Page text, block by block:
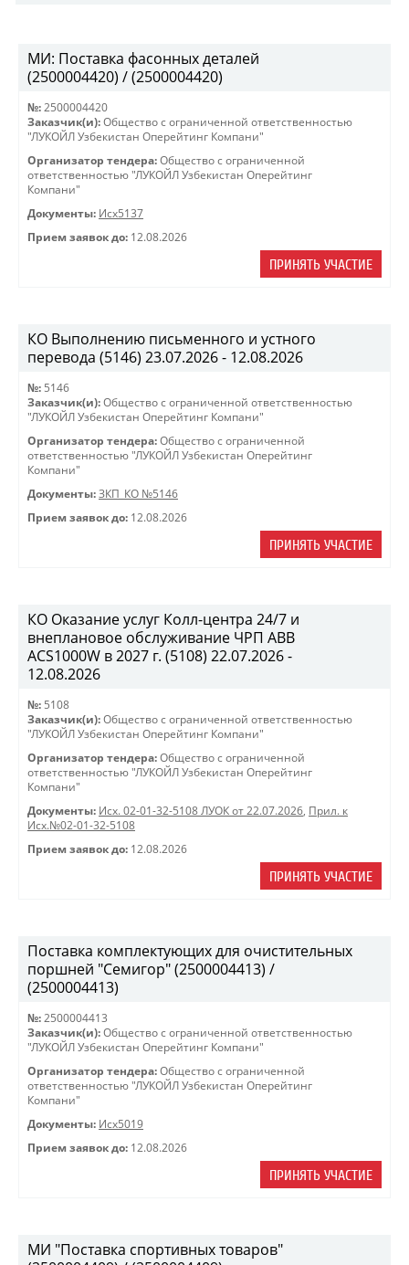
МИ: Поставка фасонных деталей
(2500004420) / (2500004420)
№: 2500004420
Заказчик(и): Общество с ограниченной ответственностью
"ЛУКОЙЛ Узбекистан Оперейтинг Компани"
Организатор тендера: Общество с ограниченной
ответственностью "ЛУКОЙЛ Узбекистан Оперейтинг
Компани"
Документы: Исх5137
Прием заявок до: 12.08.2026
ПРИНЯТЬ УЧАСТИЕ
КО Выполнению письменного и устного
перевода (5146) 23.07.2026 - 12.08.2026
№: 5146
Заказчик(и): Общество с ограниченной ответственностью
"ЛУКОЙЛ Узбекистан Оперейтинг Компани"
Организатор тендера: Общество с ограниченной
ответственностью "ЛУКОЙЛ Узбекистан Оперейтинг
Компани"
Документы: ЗКП_КО №5146
Прием заявок до: 12.08.2026
ПРИНЯТЬ УЧАСТИЕ
КО Оказание услуг Колл-центра 24/7 и
внеплановое обслуживание ЧРП АВВ
ACS1000W в 2027 г. (5108) 22.07.2026 -
12.08.2026
№: 5108
Заказчик(и): Общество с ограниченной ответственностью
"ЛУКОЙЛ Узбекистан Оперейтинг Компани"
Организатор тендера: Общество с ограниченной
ответственностью "ЛУКОЙЛ Узбекистан Оперейтинг
Компани"
Документы: Исх. 02-01-32-5108 ЛУОК от 22.07.2026, Прил. к
Исх.№02-01-32-5108
Прием заявок до: 12.08.2026
ПРИНЯТЬ УЧАСТИЕ
Поставка комплектующих для очистительных
поршней "Семигор" (2500004413) /
(2500004413)
№: 2500004413
Заказчик(и): Общество с ограниченной ответственностью
"ЛУКОЙЛ Узбекистан Оперейтинг Компани"
Организатор тендера: Общество с ограниченной
ответственностью "ЛУКОЙЛ Узбекистан Оперейтинг
Компани"
Документы: Исх5019
Прием заявок до: 12.08.2026
ПРИНЯТЬ УЧАСТИЕ
МИ "Поставка спортивных товаров"